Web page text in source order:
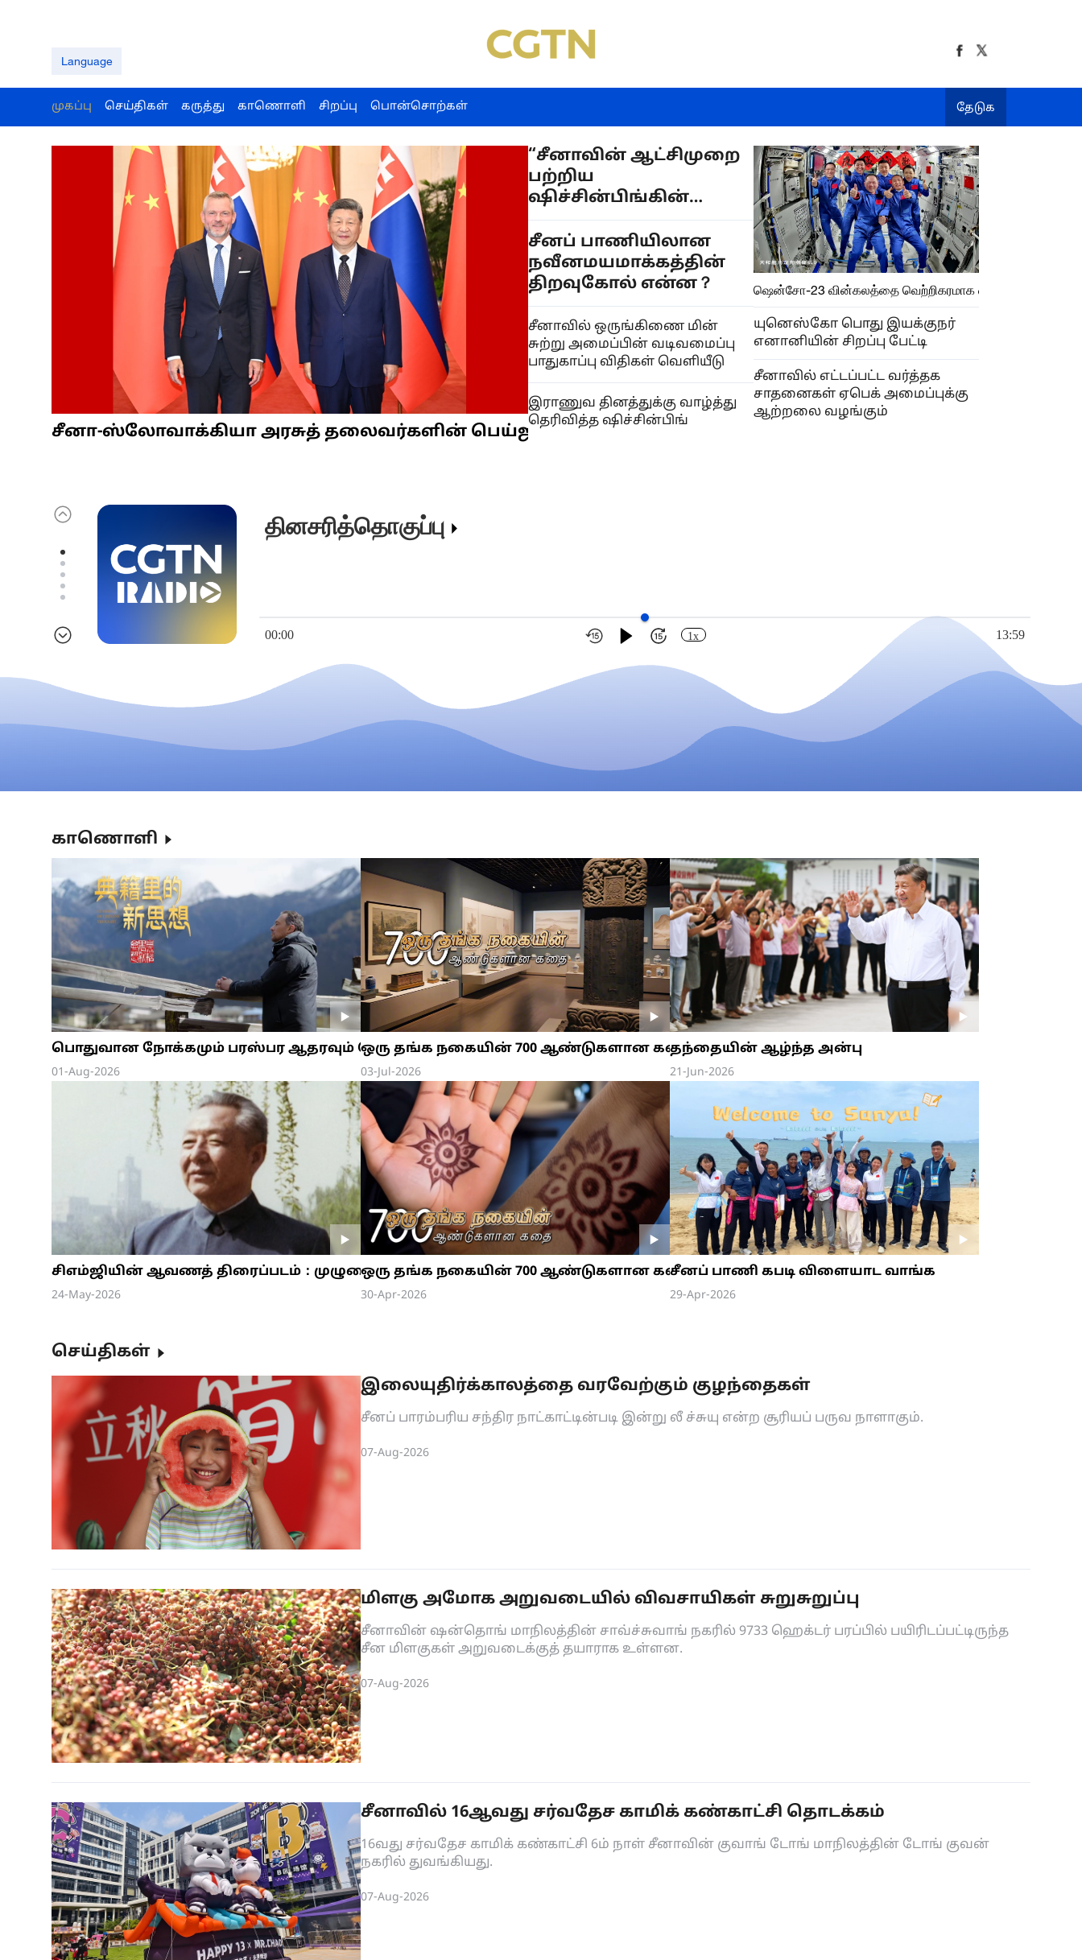
Language
முகப்பு செய்திகள் கருத்து காணொளி சிறப்பு பொன்சொற்கள் தேடுக
சீனா-ஸ்லோவாக்கியா அரசுத் தலைவர்களின் பெய்ஜிங்கில் சந்திப்பு
“சீனாவின் ஆட்சிமுறை
பற்றிய
ஷிச்சின்பிங்கின்
சிந்தனை” நூலின்
5ஆவது தொகுதி
குறித்து சீன-
தஜிக்ஸ்தான்
துறையினர்கள்
பரிமாற்றம்
சீனப் பாணியிலான
நவீனமயமாக்கத்தின்
திறவுகோல் என்ன？
சீனாவில் ஒருங்கிணை மின்
சுற்று அமைப்பின் வடிவமைப்பு
பாதுகாப்பு விதிகள் வெளியீடு
இராணுவ தினத்துக்கு வாழ்த்து
தெரிவித்த ஷிச்சின்பிங்
ஷென்சோ-23 வின்கலத்தை வெற்றிகரமாக ஏவியது சீனா
யுனெஸ்கோ பொது இயக்குநர்
எனானியின் சிறப்பு பேட்டி
சீனாவில் எட்டப்பட்ட வர்த்தக
சாதனைகள் ஏபெக் அமைப்புக்கு
ஆற்றலை வழங்கும்
தினசரித்தொகுப்பு
00:00 1x 13:59
காணொளி
பொதுவான நோக்கமும் பரஸ்பர ஆதரவும் கொண்ட மனப்பான்மை
01-Aug-2026
ஒரு தங்க நகையின் 700 ஆண்டுகளான கதை EP4
03-Jul-2026
தந்தையின் ஆழ்ந்த அன்பு
21-Jun-2026
சிஎம்ஜியின் ஆவணத் திரைப்படம்：முழுமையான நேர்மை
24-May-2026
ஒரு தங்க நகையின் 700 ஆண்டுகளான கதை EP3
30-Apr-2026
சீனப் பாணி கபடி விளையாட வாங்க
29-Apr-2026
செய்திகள்
இலையுதிர்க்காலத்தை வரவேற்கும் குழந்தைகள்
சீனப் பாரம்பரிய சந்திர நாட்காட்டின்படி இன்று லீ ச்சுயு என்ற சூரியப் பருவ நாளாகும்.
07-Aug-2026
மிளகு அமோக அறுவடையில் விவசாயிகள் சுறுசுறுப்பு
சீனாவின் ஷன்தொங் மாநிலத்தின் சாவ்ச்சுவாங் நகரில் 9733 ஹெக்டர் பரப்பில் பயிரிடப்பட்டிருந்த
சீன மிளகுகள் அறுவடைக்குத் தயாராக உள்ளன.
07-Aug-2026
சீனாவில் 16ஆவது சர்வதேச காமிக் கண்காட்சி தொடக்கம்
16வது சர்வதேச காமிக் கண்காட்சி 6ம் நாள் சீனாவின் குவாங் டோங் மாநிலத்தின் டோங் குவன்
நகரில் துவங்கியது.
07-Aug-2026